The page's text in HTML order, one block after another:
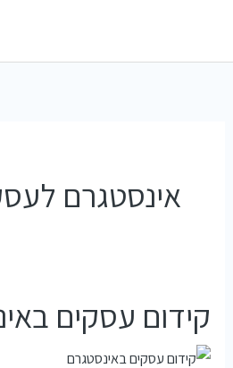
אינסטגרם
קידום עסקים